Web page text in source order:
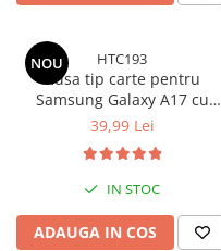
NOU HTC193
Husa tip carte pentru
Samsung Galaxy A17 cu
inchidere magnetica,
de suport, Protectie completa
(fata+spate) - Visiniu
39,99 Lei
IN STOC
ADAUGA IN COS